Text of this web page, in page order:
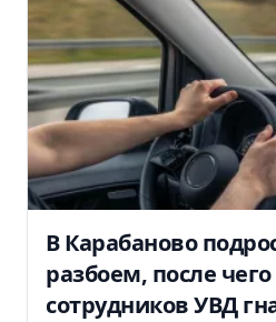
В Карабаново
разбоем, после
сотрудников УВД